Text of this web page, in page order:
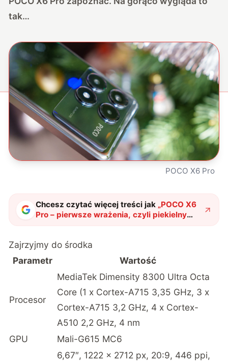
tak…
POCO X6 Pro
Chcesz czytać więcej treści jak „POCO X6
Pro – pierwsze wrażenia, czyli piekielny
piano black"?
Zajrzyjmy do środka
Parametr
Wartość
Procesor
MediaTek Dimensity 8300 Ultra Octa
Core (1 x Cortex-A715 3,35 GHz, 3 x
Cortex-A715 3,2 GHz, 4 x Cortex-
A510 2,2 GHz, 4 nm
GPU
Mali-G615 MC6
6,67″, 1222 x 2712 px, 20:9, 446 ppi,